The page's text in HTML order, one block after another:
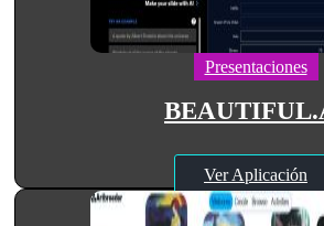
Presentaciones
Ver Aplicación